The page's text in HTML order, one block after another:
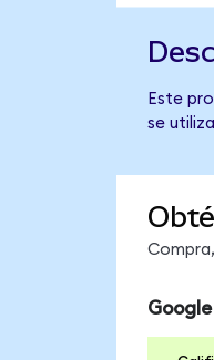
Este
se
Google